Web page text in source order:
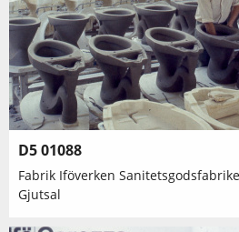
D5 01088
Fabrik Iföverken
Gjutsal